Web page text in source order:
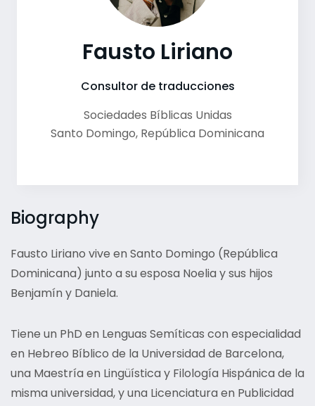
Biography
Fausto Liriano vive en Santo Domingo (República
Dominicana) junto a su esposa Noelia y sus hijos
Benjamín y Daniela.
Tiene un PhD en Lenguas Semíticas con especialidad
en Hebreo Bíblico de la Universidad de Barcelona,
una Maestría en Lingüística y Filología Hispánica de la
misma universidad, y una Licenciatura en Publicidad
Fausto Liriano
Consultor de traducciones
Sociedades Bíblicas Unidas
Santo Domingo, República Dominicana